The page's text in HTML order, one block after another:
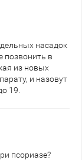
насадок
позвонить в
из новых
и назовут
19.
псориазе?